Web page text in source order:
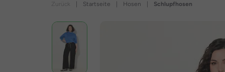
Startseite Hosen Schlupfhosen